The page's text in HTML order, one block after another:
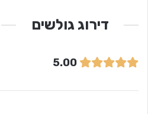
דירוג גולשים
5.00